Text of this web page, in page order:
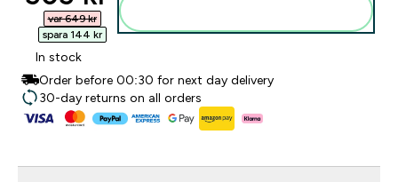
var 649 kr‎
spara 144 kr‎
In stock
Order before 00:30 for next day delivery
30-day returns on all orders